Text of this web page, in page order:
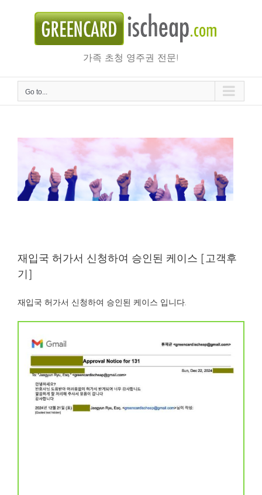
가족 초청 영주권 전문!
Go to...
재입국 허가서 신청하여 승인된 케이스 [고객후
기]
재입국 허가서 신청하여 승인된 케이스 입니다.